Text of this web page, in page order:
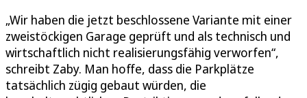
„Wir haben die jetzt beschlossene Variante mit einer
zweistöckigen Garage geprüft und als technisch und
wirtschaftlich nicht realisierungsfähig verworfen“,
schreibt Zaby. Man hoffe, dass die Parkplätze
tatsächlich zügig gebaut würden, die